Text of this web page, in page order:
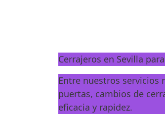
Cerrajeros en Sevilla para
Entre nuestros servicios
puertas, cambios de
eficacia y rapidez.